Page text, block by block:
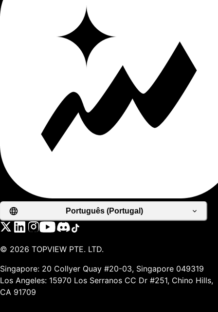
Português (Portugal)
© 2026 TOPVIEW PTE. LTD.
Singapore: 20 Collyer Quay #20-03, Singapore 049319
Los Angeles: 15970 Los Serranos CC Dr #251, Chino Hills,
CA 91709